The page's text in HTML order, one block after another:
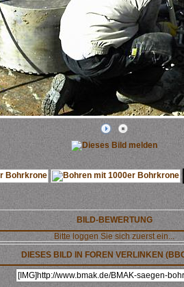
BILD-BEWERTUNG
Bitte loggen Sie sich zuerst ein...
DIESES BILD IN FOREN VERLINKEN